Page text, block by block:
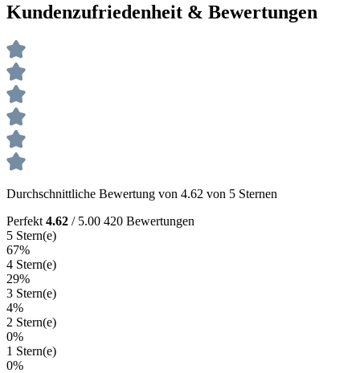
Kundenzufriedenheit & Bewertungen
Durchschnittliche Bewertung von 4.62 von 5 Sternen
Perfekt 4.62 / 5.00 420 Bewertungen
5 Stern(e)
67%
4 Stern(e)
29%
3 Stern(e)
4%
2 Stern(e)
0%
1 Stern(e)
0%